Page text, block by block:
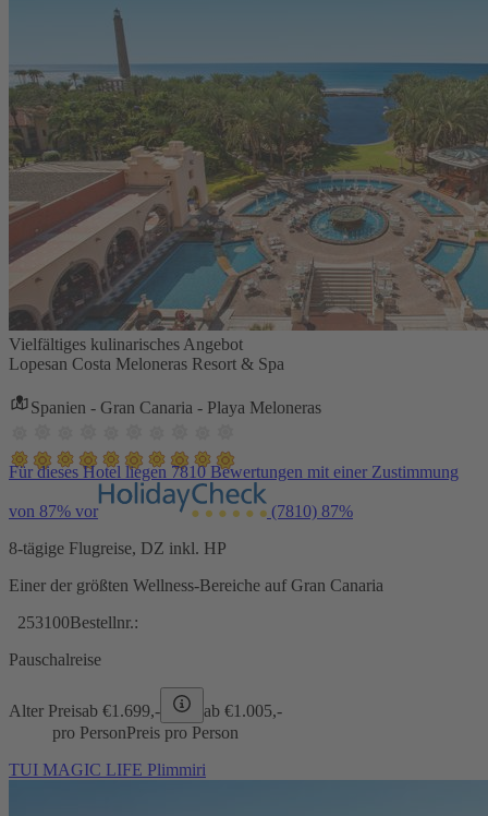
Vielfältiges kulinarisches Angebot
Lopesan Costa Meloneras Resort & Spa
Spanien - Gran Canaria - Playa Meloneras
Für dieses Hotel liegen 7810 Bewertungen mit einer Zustimmung
von 87% vor (7810) 87%
8-tägige Flugreise, DZ inkl. HP
Einer der größten Wellness-Bereiche auf Gran Canaria
253100Bestellnr.:
Pauschalreise
Alter Preisab €1.699,- ab €1.005,-
pro PersonPreis pro Person
TUI MAGIC LIFE Plimmiri